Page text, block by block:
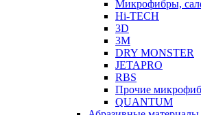
Микрофибры,
Hi-TECH
3D
3М
DRY MONSTER
JETAPRO
RBS
Прочие
QUANTUM